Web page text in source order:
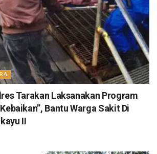
Tarakan Laksanakan Program
Bantu Warga Sakit Di
II